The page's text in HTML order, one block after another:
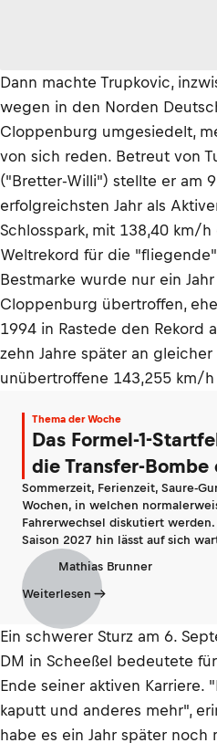
Dann machte Trupkovic,
wegen in den Norden
Cloppenburg umgesiedelt,
von sich reden. Betreut von
("Bretter-Willi") stellte er am
erfolgreichsten Jahr als
Schlosspark, mit 138,40 km/
Weltrekord für die "fliegende"
Bestmarke wurde nur ein
Cloppenburg übertroffen,
1994 in Rastede den Rekord
zehn Jahre später an
unübertroffene 143,255 km/
Thema der Woche
Das Formel-1-
die Transfer-Bombe
Sommerzeit, Ferienzeit, Saure-
Wochen, in welchen
Fahrerwechsel diskutiert
Saison 2027 hin lässt auf sich
Mathias Brunner
Weiterlesen
Ein schwerer Sturz am 6.
DM in Scheeßel bedeutete
Ende seiner aktiven Karriere.
kaputt und anderes mehr",
habe es ein Jahr später noch